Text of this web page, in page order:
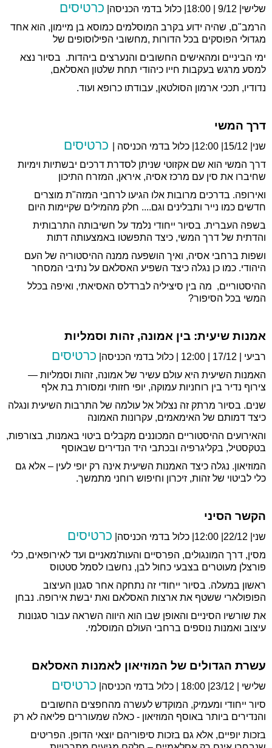
שלישי| 9/12 | 18:00| כלול בדמי הכניסה| כרטיסים
הרמב"ם, שהיה ידוע בקרב המוסלמים כמוסא בן מיימון, הוא אחד
מגדולי הפוסקים בכל הדורות ,מחשובי הפילוסופים של
ימי הביניים ומהאישים החשובים והנערצים ביהדות. בסיור נצא
למסע מרגש בעקבות חייו כיהודי תחת שלטון האסלאם,
נדודיו, תככי ארמון הסולטאן, עבודתו כרופא ועוד.
דרך המשי
שני| 15/12| 12:00| כלול בדמי הכניסה | כרטיסים
דרך המשי הוא שם אקזוטי שניתן לסדרת דרכים יבשתיות וימיות
שחיברו את סין עם מרכז אסיה, איראן, המזרח התיכון
ואירופה. בדרכים מרובות אלו הגיעו לרחבי המזה"ת מוצרים
חדשים כמו נייר ותבלינים וגם.... חלק מהמילים שקיימות היום
בשפה העברית. בסיור ייחודי נלמד על חשיבותה התרבותית
והדתית של דרך המשי, כיצד התפשטו באמצעותה דתות
ושפות ברחבי אסיה, ואיך הושפעה ממנה ההיסטוריה של העם
היהודי. כמו כן נגלה כיצד השפיע האסלאם על נתיבי המסחר
ההיסטוריים, מה בין סיציליה לברדלס האסיאתי, ואיפה בכלל
המשי בכל הסיפור?
אמנות שיעית: בין אמונה, זהות וסמליות
רביעי | 17/12 | 12:00 | כלול בדמי הכניסה| כרטיסים
האמנות השיעית היא עולם עשיר של אמונה, זהות וסמליות —
צירוף נדיר בין רוחניות עמוקה, יופי חזותי ומסורת בת אלף
שנים. בסיור מרתק זה נצלול אל עולמה של התרבות השיעית ונגלה
כיצד דמותם של האימאמים, עקרונות האמונה
והאירועים ההיסטוריים המכוננים מקבלים ביטוי באמנות, בצורפות,
בטקסטיל, בקליגרפיה ובכתבי היד הנדירים שבאוסף
המוזיאון. נגלה כיצד האמנות השיעית אינה רק יופי לעין – אלא גם
כלי לביטוי של זהות, זיכרון וחיפוש רוחני מתמשך.
הקשר הסיני
שני| 22/12| 12:00| כלול בדמי הכניסה| כרטיסים
מסין, דרך המונגולים, הפרסיים והעות'מאניים ועד לאירופאים, כלי
פורצלן מעוטרים בצבעי כחול לבן, נחשבו לסמל סטטוס
ראשון במעלה. בסיור ייחודי זה נתחקה אחר סגנון העיצוב
הפופולארי ששטף את ארצות האסלאם ואת יבשת אירופה. נבחן
את שורשיו הסיניים והאופן שבו הוא היווה השראה עבור סגנונות
עיצוב ואמנות נוספים ברחבי העולם המוסלמי.
עשרת הגדולים של המוזיאון לאמנות האסלאם
שלישי | 23/12| 18:00 | כלול בדמי הכניסה| כרטיסים
סיור ייחודי ומעמיק, המוקדש לעשרה מהחפצים החשובים
והנדירים ביותר באוסף המוזיאון - כאלה שמעוררים פליאה לא רק
בזכות יופיים, אלא גם בזכות סיפוריהם יוצאי הדופן. הפריטים